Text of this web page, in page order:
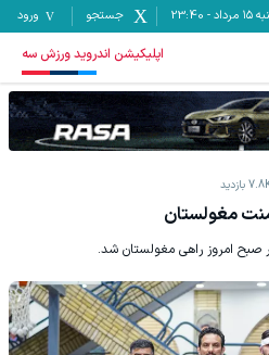
-
23:40 جستجو ورود
اپلیکیشن اندروید ورزش سه
بازدید
مغولستان